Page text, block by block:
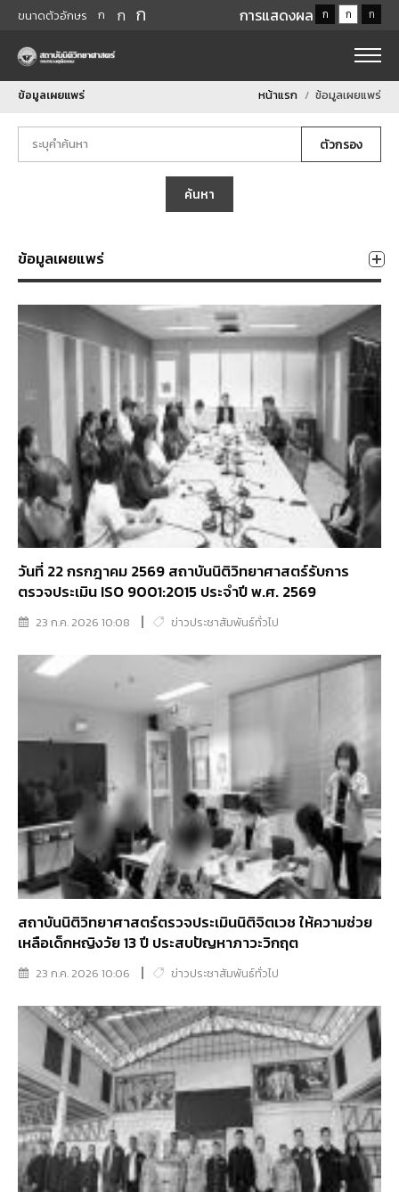
ขนาดตัวอักษร ก ก ก การแสดงผล ก ก ก
ข้อมูลเผยแพร่ หน้าแรก ข้อมูลเผยแพร่
ตัวกรอง
ค้นหา
ข้อมูลเผยแพร่
วันที่ 22 กรกฎาคม 2569 สถาบันนิติวิทยาศาสตร์รับการ
ตรวจประเมิน ISO 9001:2015 ประจำปี พ.ศ. 2569
23 ก.ค. 2026 10:08 ข่าวประชาสัมพันธ์ทั่วไป
สถาบันนิติวิทยาศาสตร์ตรวจประเมินนิติจิตเวช ให้ความช่วย
เหลือเด็กหญิงวัย 13 ปี ประสบปัญหาภาวะวิกฤต
23 ก.ค. 2026 10:06 ข่าวประชาสัมพันธ์ทั่วไป